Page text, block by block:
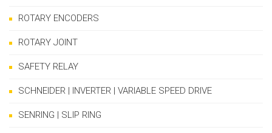
ROTARY ENCODERS
ROTARY JOINT
SAFETY RELAY
SCHNEIDER | INVERTER | VARIABLE SPEED DRIVE
SENRING | SLIP RING